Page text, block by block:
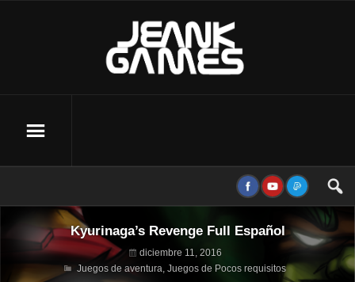
Kyurinaga’s Revenge Full Español
diciembre 11, 2016
Juegos de aventura, Juegos de Pocos requisitos